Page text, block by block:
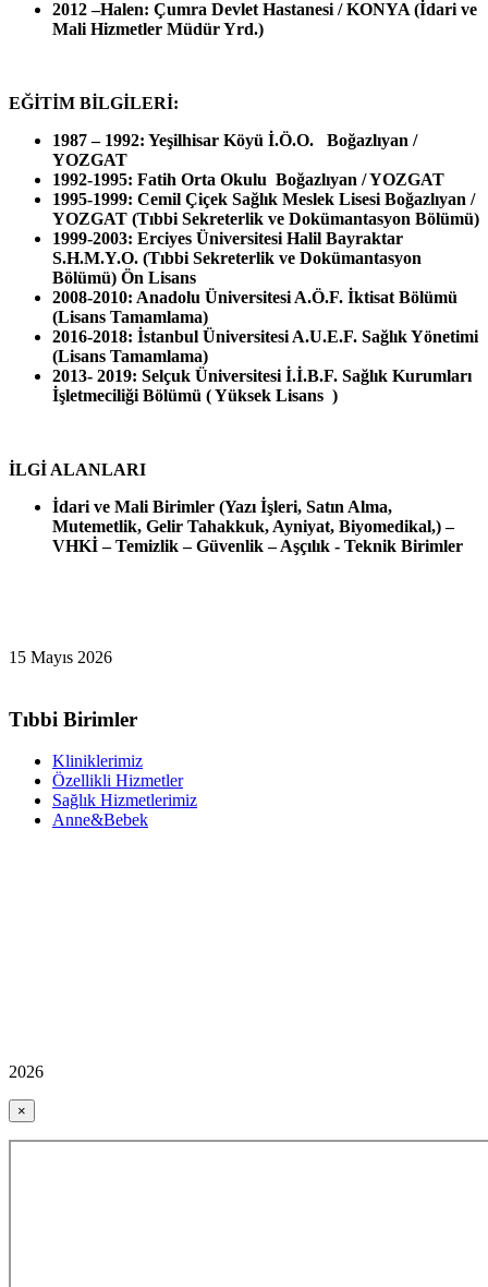
2012 –Halen: Çumra Devlet Hastanesi / KONYA (İdari ve
Mali Hizmetler Müdür Yrd.)
EĞİTİM BİLGİLERİ:
1987 – 1992: Yeşilhisar Köyü İ.Ö.O. Boğazlıyan /
YOZGAT
1992-1995: Fatih Orta Okulu Boğazlıyan / YOZGAT
1995-1999: Cemil Çiçek Sağlık Meslek Lisesi Boğazlıyan /
YOZGAT (Tıbbi Sekreterlik ve Dokümantasyon Bölümü)
1999-2003: Erciyes Üniversitesi Halil Bayraktar
S.H.M.Y.O. (Tıbbi Sekreterlik ve Dokümantasyon
Bölümü) Ön Lisans
2008-2010: Anadolu Üniversitesi A.Ö.F. İktisat Bölümü
(Lisans Tamamlama)
2016-2018: İstanbul Üniversitesi A.U.E.F. Sağlık Yönetimi
(Lisans Tamamlama)
2013- 2019: Selçuk Üniversitesi İ.İ.B.F. Sağlık Kurumları
İşletmeciliği Bölümü ( Yüksek Lisans )
İLGİ ALANLARI
İdari ve Mali Birimler (Yazı İşleri, Satın Alma,
Mutemetlik, Gelir Tahakkuk, Ayniyat, Biyomedikal,) –
VHKİ – Temizlik – Güvenlik – Aşçılık - Teknik Birimler
15 Mayıs 2026
Tıbbi Birimler
Kliniklerimiz
Özellikli Hizmetler
Sağlık Hizmetlerimiz
Anne&Bebek
2026
×